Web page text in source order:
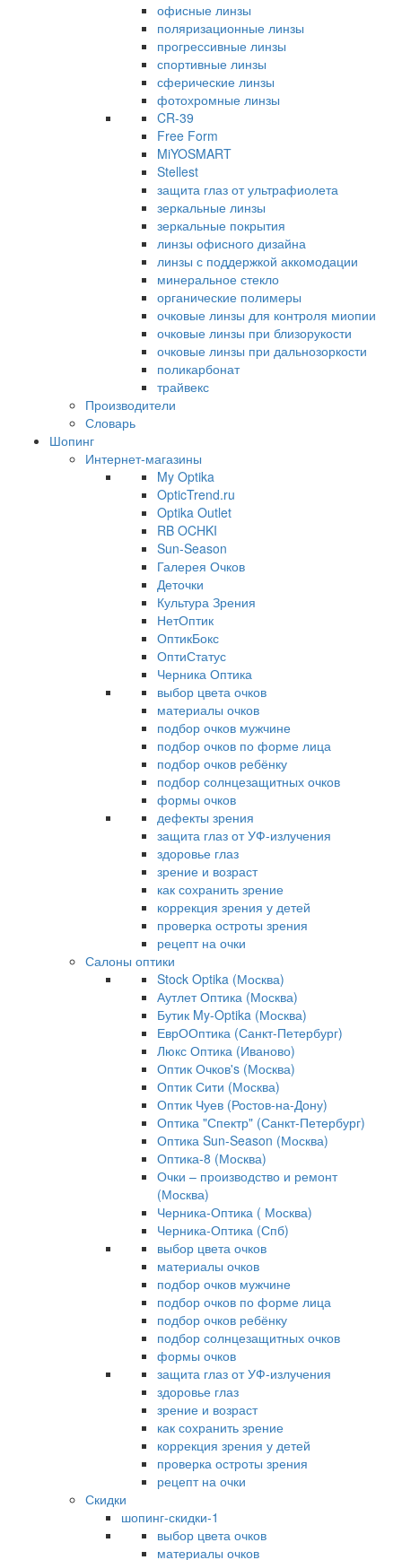
офисные линзы
поляризационные линзы
прогрессивные линзы
спортивные линзы
сферические линзы
фотохромные линзы
CR-39
Free Form
MiYOSMART
Stellest
защита глаз от ультрафиолета
зеркальные линзы
зеркальные покрытия
линзы офисного дизайна
линзы с поддержкой аккомодации
минеральное стекло
органические полимеры
очковые линзы для контроля миопии
очковые линзы при близорукости
очковые линзы при дальнозоркости
поликарбонат
трайвекс
Производители
Словарь
Шопинг
Интернет-магазины
My Optika
OpticTrend.ru
Optika Outlet
RB OCHKI
Sun-Season
Галерея Очков
Деточки
Культура Зрения
НетОптик
ОптикБокс
ОптиСтатус
Черника Оптика
выбор цвета очков
материалы очков
подбор очков мужчине
подбор очков по форме лица
подбор очков ребёнку
подбор солнцезащитных очков
формы очков
дефекты зрения
защита глаз от УФ-излучения
здоровье глаз
зрение и возраст
как сохранить зрение
коррекция зрения у детей
проверка остроты зрения
рецепт на очки
Салоны оптики
Stock Optika (Москва)
Аутлет Оптика (Москва)
Бутик My-Optika (Москва)
ЕврООптика (Санкт-Петербург)
Люкс Оптика (Иваново)
Оптик Очков's (Москва)
Оптик Сити (Москва)
Оптик Чуев (Ростов-на-Дону)
Оптика "Спектр" (Санкт-Петербург)
Оптика Sun-Season (Москва)
Оптика-8 (Москва)
Очки – производство и ремонт
(Москва)
Черника-Оптика ( Москва)
Черника-Оптика (Спб)
выбор цвета очков
материалы очков
подбор очков мужчине
подбор очков по форме лица
подбор очков ребёнку
подбор солнцезащитных очков
формы очков
защита глаз от УФ-излучения
здоровье глаз
зрение и возраст
как сохранить зрение
коррекция зрения у детей
проверка остроты зрения
рецепт на очки
Скидки
шопинг-скидки-1
выбор цвета очков
материалы очков